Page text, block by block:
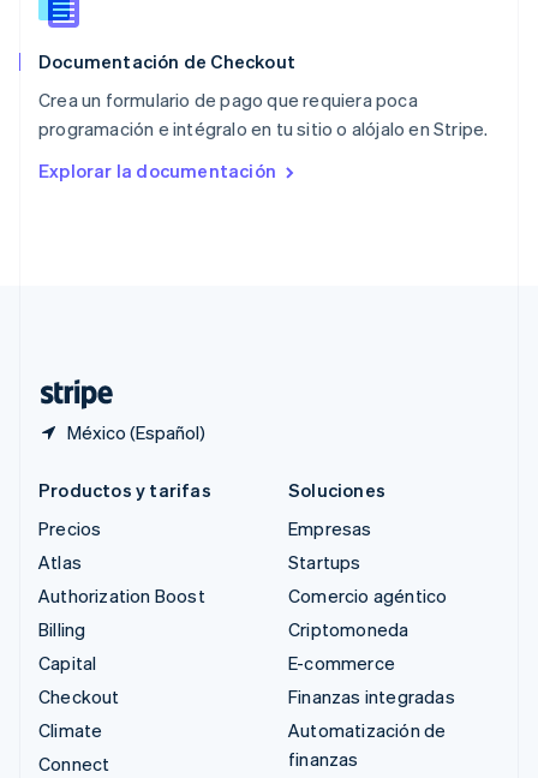
Documentación de Checkout
Crea un formulario de pago que requiera poca
programación e intégralo en tu sitio o alójalo en Stripe.
Explorar la documentación
México (Español)
RAE de Hong Kong, China
Reino Unido
República Checa
English
English
Productos y tarifas
Precios
Atlas
Authorization Boost
Billing
Capital
Checkout
Climate
Connect
Soluciones
Empresas
Startups
Comercio agéntico
Criptomoneda
E-commerce
Finanzas integradas
Automatización de
finanzas